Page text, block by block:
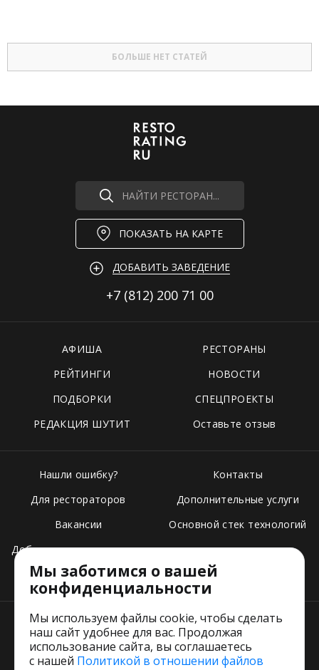
БОЛЬШЕ НЕТ СТАТЕЙ
НАЙТИ РЕСТОРАН...
ПОКАЗАТЬ НА КАРТЕ
ДОБАВИТЬ ЗАВЕДЕНИЕ
+7 (812) 200 71 00
АФИША
РЕСТОРАНЫ
РЕЙТИНГИ
НОВОСТИ
ПОДБОРКИ
СПЕЦПРОЕКТЫ
РЕДАКЦИЯ ШУТИТ
Оставьте отзыв
Нашли ошибку?
Для рестораторов
Вакансии
Добавить свое заведение
Тарифы
Контакты
Дополнительные услуги
Основной стек технологий
Пользовательское соглашение
Мы заботимся о вашей
конфиденциальности
Мы используем файлы cookie, чтобы сделать
наш сайт удобнее для вас. Продолжая
использование сайта, вы соглашаетесь
с нашей Политикой в отношении файлов